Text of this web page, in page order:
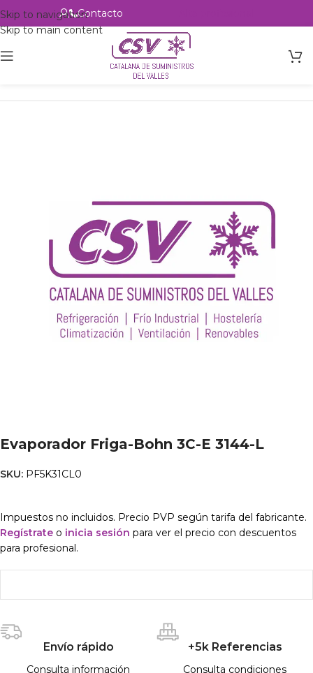
Skip to navigation
Skip to main content
Contacto
Intercambio
Evaporador Friga-Bohn 3C-E 3144-L
SKU: PF5K31CL0
Impuestos no incluidos. Precio PVP según tarifa del fabricante.
Regístrate o inicia sesión para ver el precio con descuentos
para profesional.
Envío rápido
Consulta información
+5k Referencias
Consulta condiciones